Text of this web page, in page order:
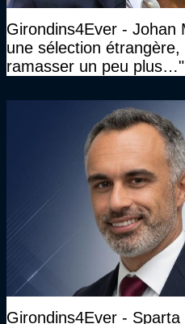
Girondins4Ever - Johan
une sélection étrangère,
ramasser un peu plus…"
Girondins4Ever -